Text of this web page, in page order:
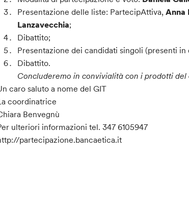
Presentazione delle liste: PartecipAttiva,Anna
Lanzavecchia;
Dibattito;
Presentazione dei candidati singoli (presenti in
Dibattito.
Concluderemo in convivialità con i prodotti del
caro saluto a nome del GIT
coordinatrice
Benvegnù
ulteriori informazioni tel. 347 6105947
partecipazione.bancaetica.it